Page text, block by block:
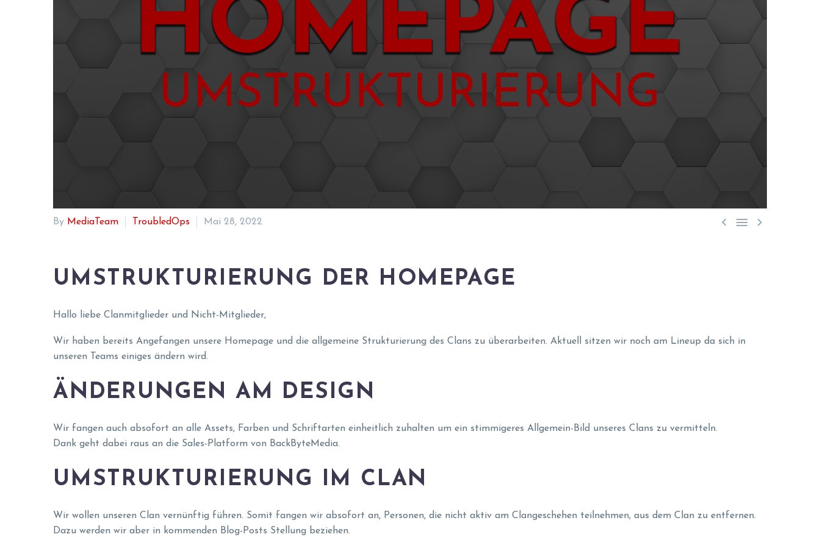
  
By MediaTeam TroubledOps Mai 28, 2022
UMSTRUKTURIERUNG DER HOMEPAGE
Hallo liebe Clanmitglieder und Nicht-Mitglieder,
Wir haben bereits Angefangen unsere Homepage und die allgemeine Strukturierung des Clans zu überarbeiten. Aktuell sitzen wir noch am Lineup da sich in
unseren Teams einiges ändern wird.
ÄNDERUNGEN AM DESIGN
Wir fangen auch absofort an alle Assets, Farben und Schriftarten einheitlich zuhalten um ein stimmigeres Allgemein-Bild unseres Clans zu vermitteln.
Dank geht dabei raus an die Sales-Platform von BackByteMedia.
UMSTRUKTURIERUNG IM CLAN
Wir wollen unseren Clan vernünftig führen. Somit fangen wir absofort an, Personen, die nicht aktiv am Clangeschehen teilnehmen, aus dem Clan zu entfernen.
Dazu werden wir aber in kommenden Blog-Posts Stellung beziehen.